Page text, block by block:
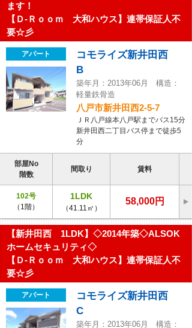
ます！
【Ｄ-Ｒｏｏｍ 大和ハウス】連帯保証人不
要☆彡
アパート
コモライズ新井田西
B
築年月：2013年06月 構造：
軽量鉄骨造
八戸市新井田西2-5-7
ＪＲ八戸線本八戸駅までバス15分
新井田西二丁目バス停まで徒歩5
分
部屋No
階数
間取り 賃料
102号
（1階）
1LDK
（41.11㎡）
58,000円
【新井田西 1LDK】◇2014年築◇ALSOK
ホームセキュリティ◇
【Ｄ-Ｒｏｏｍ 大和ハウス】連帯保証人不
要☆彡
アパート
コモライズ新井田西
C
築年月：2013年06月 構造：